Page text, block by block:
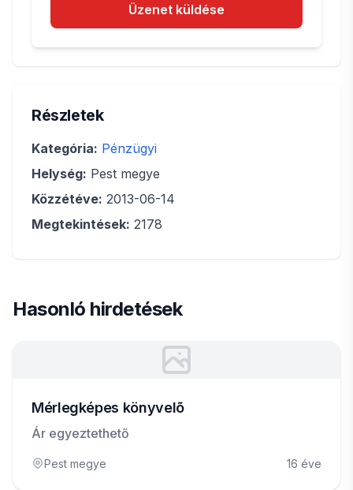
Üzenet küldése
Részletek
Kategória: Pénzügyi
Helység: Pest megye
Közzétéve: 2013-06-14
Megtekintések: 2178
Hasonló hirdetések
Mérlegképes könyvelõ
Ár egyeztethető
Pest megye 16 éve